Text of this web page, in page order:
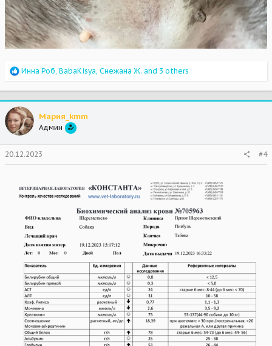
R
a
c
t
i
o
n
:
Инна Роб BabaKisya Снежана Ж. and 3 others
Мария_kmm
Админ
20.12.2023 #4